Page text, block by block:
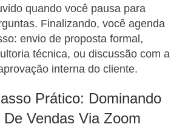
quando você pausa para
Finalizando, você agenda
envio de proposta formal,
técnica, ou discussão com a
interna do cliente.
Prático: Dominando
De Vendas Via Zoom